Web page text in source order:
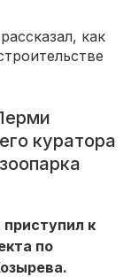
куратора
к
по